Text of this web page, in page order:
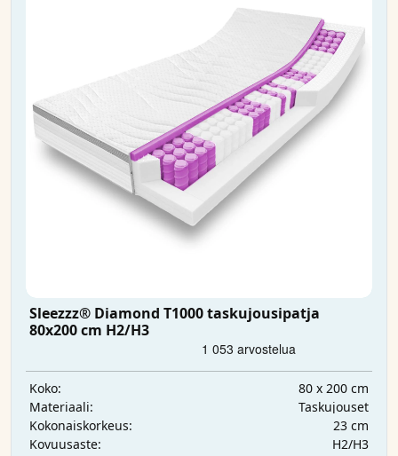
Sleezzz® Diamond T1000 taskujousipatja
80x200 cm H2/H3
Koko:
80 x 200 cm
Materiaali:
Taskujouset
Kokonaiskorkeus:
23 cm
Kovuusaste:
H2/H3